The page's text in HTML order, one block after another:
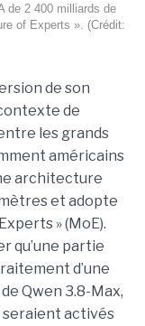
de 2 400 milliards de
of Experts ». (Crédit:
de son
de
les grands
américains
architecture
et adopte
» (MoE).
qu’une partie
d’une
Qwen 3.8-Max,
seraient activés